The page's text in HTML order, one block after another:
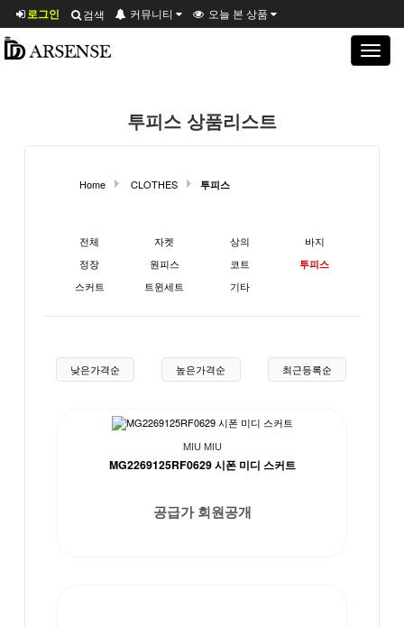
로그인 검색 커뮤니티 오늘 본 상품
Toggle
투피스 상품리스트
Home CLOTHES 투피스
현재 상품 분류와 관련된 분류
전체 자켓 상의
바지
정장
원피스 코트 투피스
스커트 트윈세트 기타
상품 정렬낮은가격순 높은가격순 최근등록순
MIU MIU
MG2269125RF0629 시폰 미디 스커트
공급가 회원공개